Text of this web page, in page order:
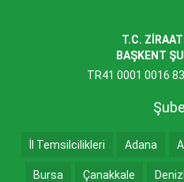
T.C.
BAŞKENT
TR41 0001 0016
İl Temsilcilikleri Adana
Bursa Çanakkale